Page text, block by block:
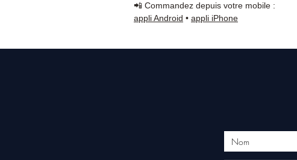
📲 Commandez depuis votre mobile :
appli Android • appli iPhone